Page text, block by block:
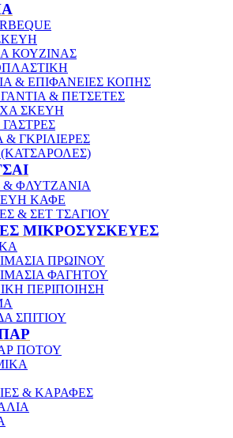
ΚΟΥΖΙΝΑΣ
& ΕΠΙΦΑΝΕΙΕΣ ΚΟΠΗΣ
& ΠΕΤΣΕΤΕΣ
ΣΚΕΥΗ
& ΓΚΡΙΛΙΕΡΕΣ
ΦΛΥΤΖΑΝΙΑ
ΚΑΦΕ
& ΣΕΤ ΤΣΑΓΙΟΥ
ΜΙΚΡΟΣΥΣΚΕΥΕΣ
ΠΡΩΙΝΟΥ
ΦΑΓΗΤΟΥ
ΠΕΡΙΠΟΙΗΣΗ
ΣΠΙΤΙΟΥ
ΠΟΤΟΥ
& ΚΑΡΑΦΕΣ